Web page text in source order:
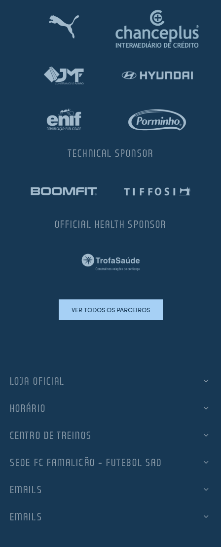
TECHNICAL SPONSOR
OFFICIAL HEALTH SPONSOR
VER TODOS OS PARCEIROS
LOJA OFICIAL
HORÁRIO
CENTRO DE TREINOS
SEDE FC FAMALICÃO – FUTEBOL SAD
EMAILS
EMAILS